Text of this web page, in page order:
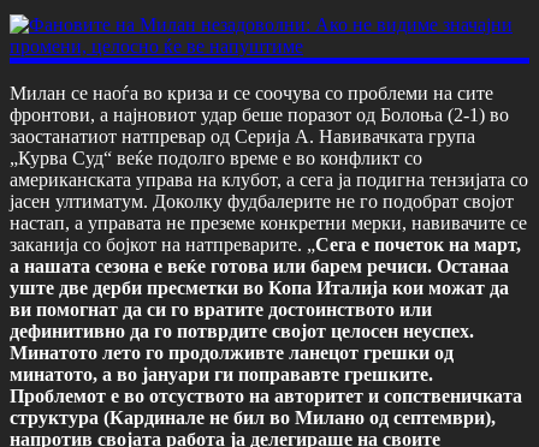
Милан се наоѓа во криза и се соочува со проблеми на сите
фронтови, а најновиот удар беше поразот од Болоња (2-1) во
заостанатиот натпревар од Серија А. Навивачката група
„Курва Суд“ веќе подолго време е во конфликт со
американската управа на клубот, а сега ја подигна тензијата со
јасен ултиматум. Доколку фудбалерите не го подобрат својот
настап, а управата не преземе конкретни мерки, навивачите се
заканија со бојкот на натпреварите. „Сега е почеток на март,
а нашата сезона е веќе готова или барем речиси. Останаа
уште две дерби пресметки во Копа Италија кои можат да
ви помогнат да си го вратите достоинството или
дефинитивно да го потврдите својот целосен неуспех.
Минатото лето го продолживте ланецот грешки од
минатото, а во јануари ги поправавте грешките.
Проблемот е во отсуството на авторитет и сопственичката
структура (Кардинале не бил во Милано од септември),
напротив својата работа ја делегираше на своите